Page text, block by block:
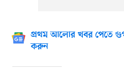
প্রথম আলোর খবর পেতে
করুন